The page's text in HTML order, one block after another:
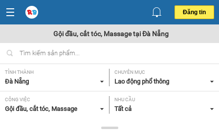
Đăng tin
Gội đầu, cắt tóc, Massage tại Đà Nẵng
TỈNH THÀNH
Đà Nẵng
CHUYÊN MỤC
Lao động phổ thông
CÔNG VIỆC
Gội đầu, cắt tóc, Massage
NHU CẦU
Tất cả